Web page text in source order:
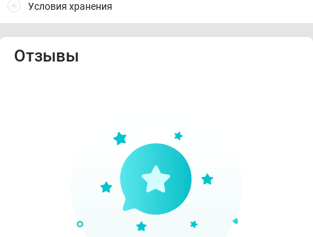
Условия хранения
Отзывы